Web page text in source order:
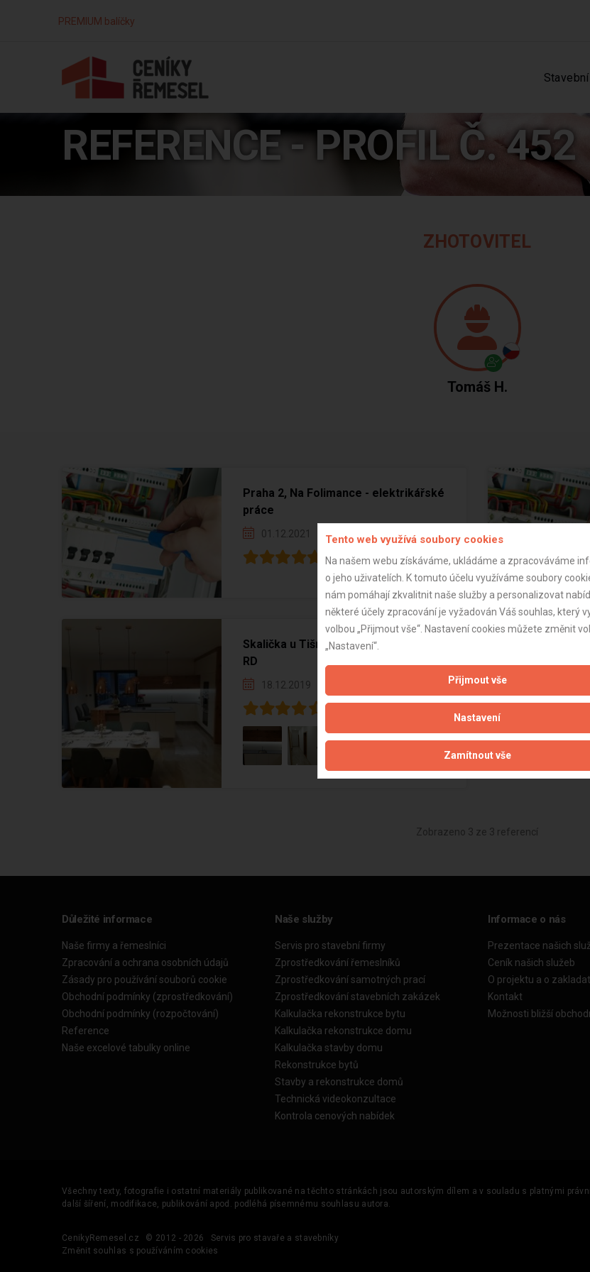
PREMIUM balíčky
REFERENCE - PROFIL Č. 452
ZHOTOVITEL
Tomáš H.
Praha 2, Na Folimance - elektrikářské
práce
01.12.2021
33 923 Kč
(
)
Skalička u Tišnova - Elektroinstalace v
RD
18.12.2019
(4.9/5)
+12
Zobrazeno 3 ze 3 referencí
Důležité informace
Naše firmy a řemeslníci
Zpracování a ochrana osobních údajů
Zásady pro používání souborů cookie
Obchodní podmínky (zprostředkování)
Obchodní podmínky (rozpočtování)
Reference
Naše excelové tabulky online
Naše služby
Servis pro stavební firmy
Zprostředkování řemeslníků
Zprostředkování samotných prací
Zprostředkování stavebních zakázek
Kalkulačka rekonstrukce bytu
Kalkulačka rekonstrukce domu
Kalkulačka stavby domu
Rekonstrukce bytů
Stavby a rekonstrukce domů
Technická videokonzultace
Kontrola cenových nabídek
Informace o nás
Prezentace našich
Ceník našich služeb
O projektu a o
Kontakt
Možnosti bližší
Všechny texty, fotografie i ostatní materiály publikované na těchto stránkách jsou autorským dílem a v souladu s platnými
další šíření, modifikace, publikování apod. podléhá písemnému souhlasu autora.
CenikyRemesel.cz © 2012 - 2026
Servis pro stavaře a stavebníky
Změnit souhlas s používáním cookies
Tento web využívá soubory cookies
Na našem webu získáváme, ukládáme a zpracováváme
o jeho uživatelích. K tomuto účelu využíváme soubory
nám pomáhají zkvalitnit naše služby a personalizovat
některé účely zpracování je vyžadován Váš souhlas, který
volbou „Přijmout vše“. Nastavení cookies můžete změnit
„Nastavení“.
Přijmout vše
Nastavení
Zamítnout vše